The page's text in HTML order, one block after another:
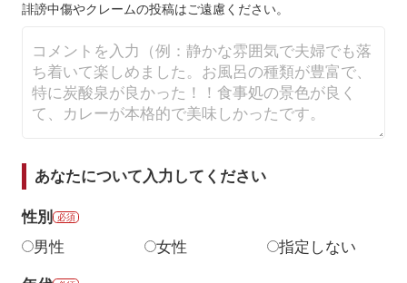
誹謗中傷やクレームの投稿はご遠慮ください。
あなたについて入力してください
性別 必須
男性 女性 指定しない